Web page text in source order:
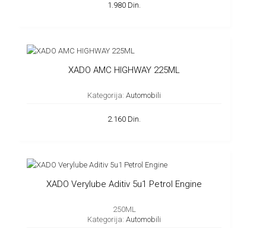
1.980 Din.
XADO AMC HIGHWAY 225ML
Kategorija: Automobili
2.160 Din.
XADO Verylube Aditiv 5u1 Petrol Engine
250ML
Kategorija: Automobili